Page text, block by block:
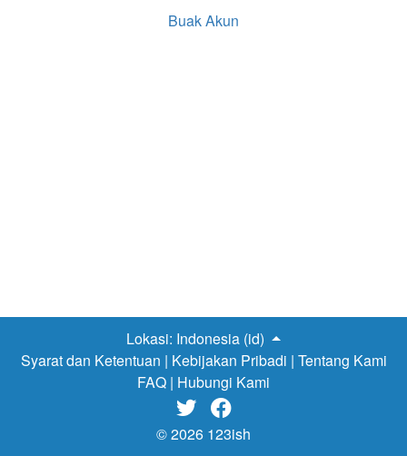
Buak Akun
Lokasi: Indonesia (id)
Syarat dan Ketentuan | Kebijakan Pribadi | Tentang Kami
FAQ | Hubungi Kami
 
© 2026 123ish